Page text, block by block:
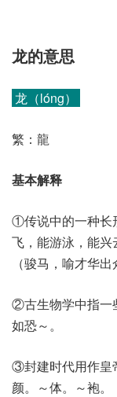
龙的意思
龙（lóng）
繁：龍
基本解释
①传说中的一种长
飞，能游泳，能
（骏马，喻才华
②古生物学中指一
如恐～。
③封建时代用作皇
颜。～体。～袍。